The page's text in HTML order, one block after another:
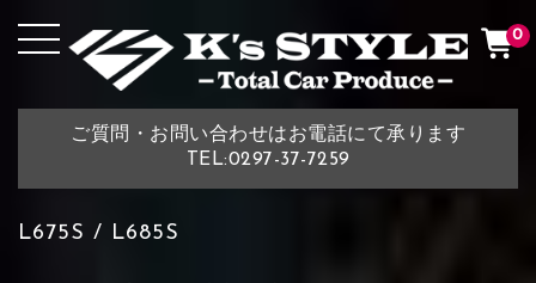
ご質問・お問い合わせはお電話にて承ります
TEL:0297-37-7259
0
L675S / L685S